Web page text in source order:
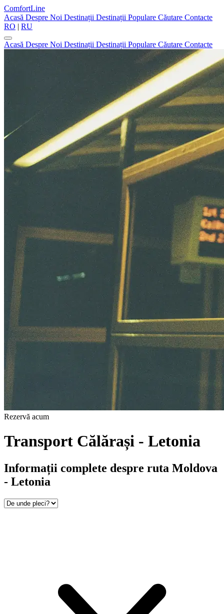
ComfortLine
Acasă Despre Noi Destinații Destinații Populare Căutare Contacte
RO | RU
Acasă Despre Noi Destinații Destinații Populare Căutare Contacte
Rezervă acum
Transport Călărași - Letonia
Informații complete despre ruta Moldova
- Letonia